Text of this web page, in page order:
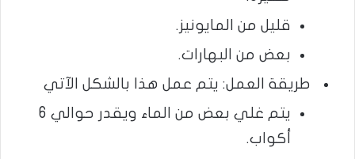
قليل من المايونيز.
بعض من البهارات.
طريقة العمل: يتم عمل هذا بالشكل الآتي
يتم غلي بعض من الماء ويقدر حوالي 6
أكواب.